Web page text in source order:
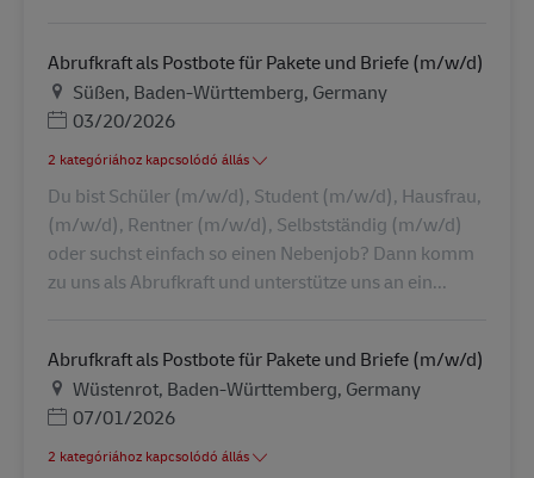
Abrufkraft als Postbote für Pakete und Briefe (m/w/d)
Helyszín
Süßen, Baden-Württemberg, Germany
Posted Date
03/20/2026
2 kategóriához kapcsolódó állás
Du bist Schüler (m/w/d), Student (m/w/d), Hausfrau,
(m/w/d), Rentner (m/w/d), Selbstständig (m/w/d)
oder suchst einfach so einen Nebenjob? Dann komm
zu uns als Abrufkraft und unterstütze uns an ein...
Abrufkraft als Postbote für Pakete und Briefe (m/w/d)
Helyszín
Wüstenrot, Baden-Württemberg, Germany
Posted Date
07/01/2026
2 kategóriához kapcsolódó állás